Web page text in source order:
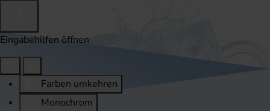
Eingabehilfen öffnen
Farben umkehren
Monochrom